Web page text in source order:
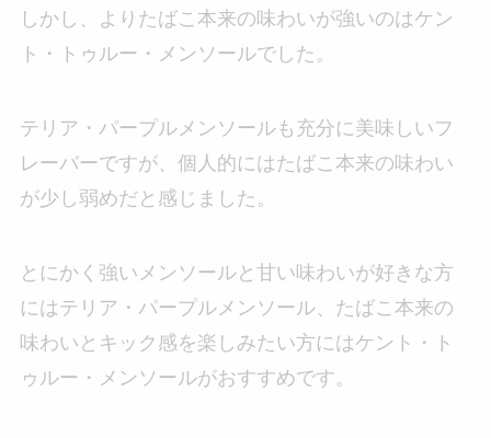
しかし、よりたばこ本来の味わいが強いのはケン
ト・トゥルー・メンソールでした。
テリア・パープルメンソールも充分に美味しいフ
レーバーですが、個人的にはたばこ本来の味わい
が少し弱めだと感じました。
とにかく強いメンソールと甘い味わいが好きな方
にはテリア・パープルメンソール、たばこ本来の
味わいとキック感を楽しみたい方にはケント・ト
ゥルー・メンソールがおすすめです。